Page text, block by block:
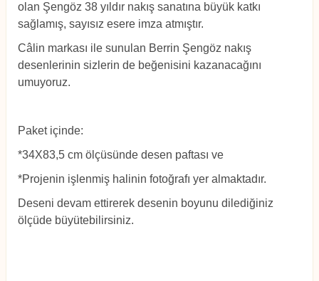
olan Şengöz 38 yıldır nakış sanatına büyük katkı
sağlamış, sayısız esere imza atmıştır.
Câlin markası ile sunulan Berrin Şengöz nakış
desenlerinin sizlerin de beğenisini kazanacağını
umuyoruz.
Paket içinde:
*34X83,5 cm ölçüsünde desen paftası ve
*Projenin işlenmiş halinin fotoğrafı yer almaktadır.
Deseni devam ettirerek desenin boyunu dilediğiniz
ölçüde büyütebilirsiniz.